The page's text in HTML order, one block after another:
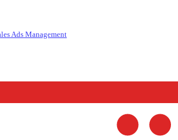
Ads Management